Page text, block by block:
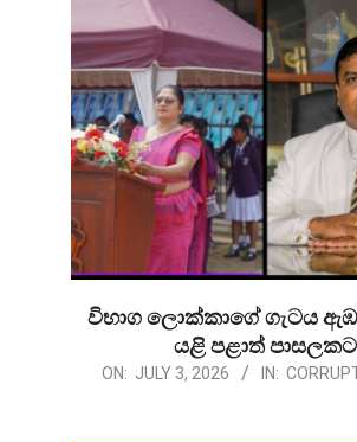
විභාග ලොක්කාගේ ගැටය
යළි පළාත් පාසලකට
2026-ON: JULY 3, 2026 IN: